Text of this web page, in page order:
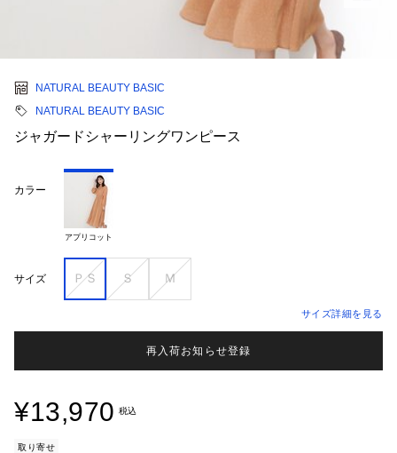
NATURAL BEAUTY BASIC
NATURAL BEAUTY BASIC
ジャガードシャーリングワンピース
カラー
アプリコット
サイズ ＰＳ Ｓ Ｍ
サイズ詳細を見る
再入荷お知らせ登録
¥13,970 税込
取り寄せ